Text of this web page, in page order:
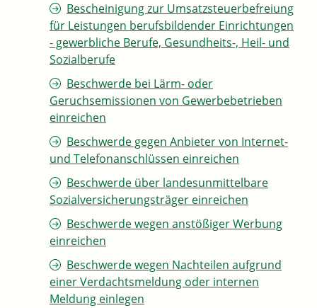
Bescheinigung zur Umsatzsteuerbefreiung
für Leistungen berufsbildender Einrichtungen
- gewerbliche Berufe, Gesundheits-, Heil- und
Sozialberufe
Beschwerde bei Lärm- oder
Geruchsemissionen von Gewerbebetrieben
einreichen
Beschwerde gegen Anbieter von Internet-
und Telefonanschlüssen einreichen
Beschwerde über landesunmittelbare
Sozialversicherungsträger einreichen
Beschwerde wegen anstößiger Werbung
einreichen
Beschwerde wegen Nachteilen aufgrund
einer Verdachtsmeldung oder internen
Meldung einlegen